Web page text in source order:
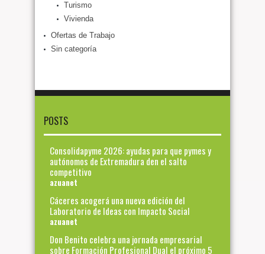
Turismo
Vivienda
Ofertas de Trabajo
Sin categoría
POSTS
Consolidapyme 2026: ayudas para que pymes y
autónomos de Extremadura den el salto
competitivo
azuanet
Cáceres acogerá una nueva edición del
Laboratorio de Ideas con Impacto Social
azuanet
Don Benito celebra una jornada empresarial
sobre Formación Profesional Dual el próximo 5